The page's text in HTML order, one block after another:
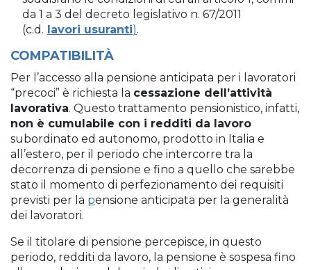
da 1 a 3 del decreto legislativo n. 67/2011
(c.d. lavori usuranti).
COMPATIBILITÀ
Per l’accesso alla pensione anticipata per i lavoratori
“precoci” è richiesta la cessazione dell’attività
lavorativa. Questo trattamento pensionistico, infatti,
non è cumulabile con i redditi da lavoro
subordinato ed autonomo, prodotto in Italia e
all’estero, per il periodo che intercorre tra la
decorrenza di pensione e fino a quello che sarebbe
stato il momento di perfezionamento dei requisiti
previsti per la pensione anticipata per la generalità
dei lavoratori.
Se il titolare di pensione percepisce, in questo
periodo, redditi da lavoro, la pensione è sospesa fino